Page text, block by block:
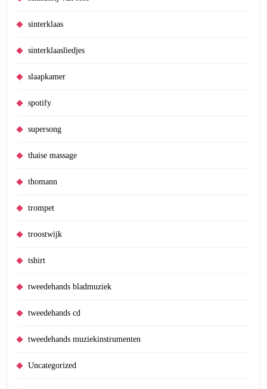
sinterklaas
sinterklaasliedjes
slaapkamer
spotify
supersong
thaise massage
thomann
trompet
troostwijk
tshirt
tweedehands bladmuziek
tweedehands cd
tweedehands muziekinstrumenten
Uncategorized